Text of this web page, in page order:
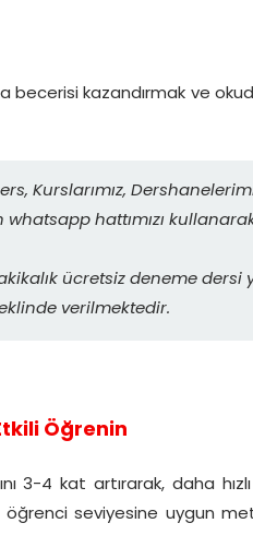
becerisi kazandırmak ve
Kurslarımız,
whatsapp hattımızı
ücretsiz deneme dersi
verilmektedir.
Öğrenin
3-4 kat artırarak, daha
seviyesine uygun